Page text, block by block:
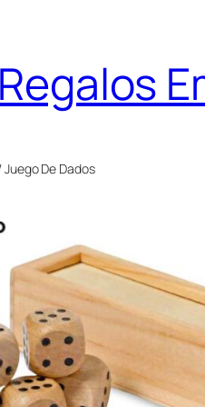
Regalos
Juego De Dados